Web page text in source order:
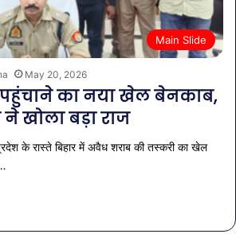
Main Slide
May 20, 2026
पहुंचाने का नया खेल बेनकाब,
ने खोला बड़ा राज
के रास्ते बिहार में अवैध शराब की तस्करी का खेल